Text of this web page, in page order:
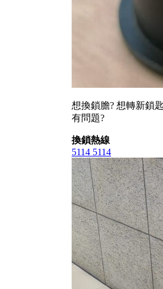
想換鎖膽? 想轉新鎖
有問題?
換鎖熱線
5114 5114